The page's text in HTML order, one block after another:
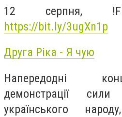
12 серпня,
https://bit.ly/3ugXn1p
Друга Ріка - Я чую
Напередодні
демонстрації
українського